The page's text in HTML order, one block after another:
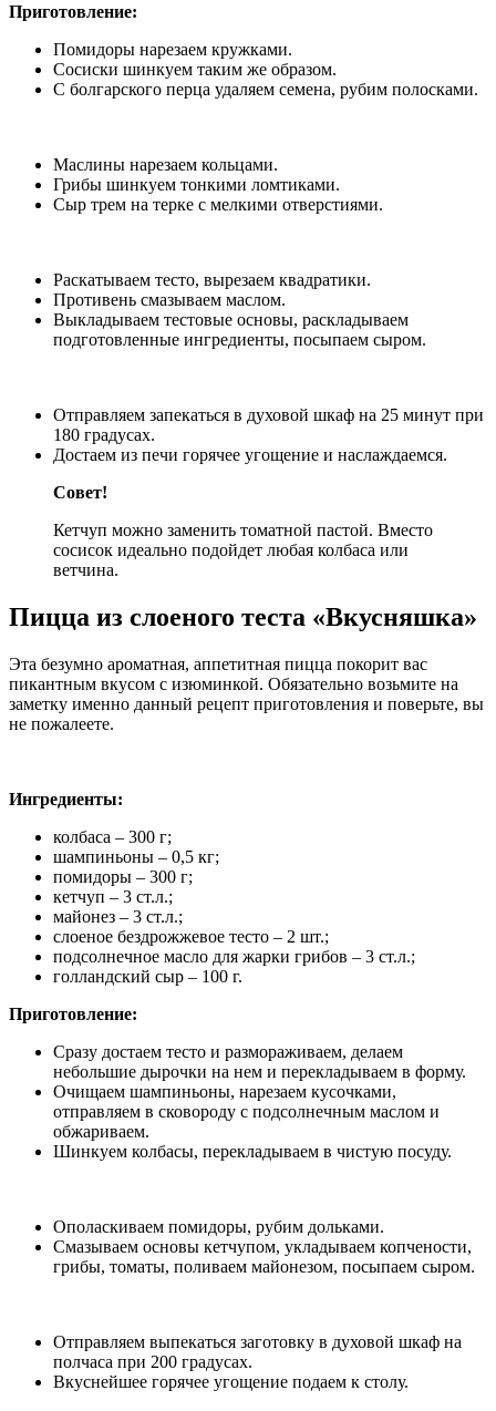
Приготовление:
Помидоры нарезаем кружками.
Сосиски шинкуем таким же образом.
С болгарского перца удаляем семена, рубим полосками.
Маслины нарезаем кольцами.
Грибы шинкуем тонкими ломтиками.
Сыр трем на терке с мелкими отверстиями.
Раскатываем тесто, вырезаем квадратики.
Противень смазываем маслом.
Выкладываем тестовые основы, раскладываем
подготовленные ингредиенты, посыпаем сыром.
Отправляем запекаться в духовой шкаф на 25 минут при
180 градусах.
Достаем из печи горячее угощение и наслаждаемся.
Совет!
Кетчуп можно заменить томатной пастой. Вместо
сосисок идеально подойдет любая колбаса или
ветчина.
Пицца из слоеного теста «Вкусняшка»
Эта безумно ароматная, аппетитная пицца покорит вас
пикантным вкусом с изюминкой. Обязательно возьмите на
заметку именно данный рецепт приготовления и поверьте, вы
не пожалеете.
Ингредиенты:
колбаса – 300 г;
шампиньоны – 0,5 кг;
помидоры – 300 г;
кетчуп – 3 ст.л.;
майонез – 3 ст.л.;
слоеное бездрожжевое тесто – 2 шт.;
подсолнечное масло для жарки грибов – 3 ст.л.;
голландский сыр – 100 г.
Приготовление:
Сразу достаем тесто и размораживаем, делаем
небольшие дырочки на нем и перекладываем в форму.
Очищаем шампиньоны, нарезаем кусочками,
отправляем в сковороду с подсолнечным маслом и
обжариваем.
Шинкуем колбасы, перекладываем в чистую посуду.
Ополаскиваем помидоры, рубим дольками.
Смазываем основы кетчупом, укладываем копчености,
грибы, томаты, поливаем майонезом, посыпаем сыром.
Отправляем выпекаться заготовку в духовой шкаф на
полчаса при 200 градусах.
Вкуснейшее горячее угощение подаем к столу.